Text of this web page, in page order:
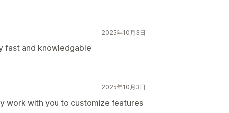
2025年10月3日
fast and knowledgable
2025年10月3日
work with you to customize features